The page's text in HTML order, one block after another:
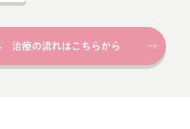
治療の流れはこちらから